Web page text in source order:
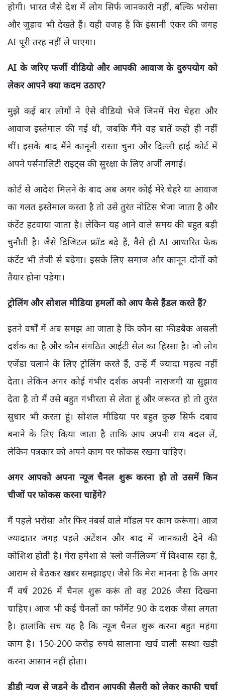
होगी। भारत जैसे देश में लोग सिर्फ जानकारी नहीं, बल्कि भरोसा
और जुड़ाव भी देखते हैं। यही वजह है कि इंसानी एंकर की जगह
AI पूरी तरह नहीं ले पाएगा।
AI के जरिए फर्जी वीडियो और आपकी आवाज के दुरुपयोग को
लेकर आपने क्या कदम उठाए?
मुझे कई बार लोगों ने ऐसे वीडियो भेजे जिनमें मेरा चेहरा और
आवाज इस्तेमाल की गई थी, जबकि मैंने वह बातें कही ही नहीं
थीं। इसके बाद मैंने कानूनी रास्ता चुना और दिल्ली हाई कोर्ट में
अपने पर्सनालिटी राइट्स की सुरक्षा के लिए अर्जी लगाई।
कोर्ट से आदेश मिलने के बाद अब अगर कोई मेरे चेहरे या आवाज
का गलत इस्तेमाल करता है तो उसे तुरंत नोटिस भेजा जाता है और
कंटेंट हटवाया जाता है। लेकिन यह आने वाले समय की बहुत बड़ी
चुनौती है। जैसे डिजिटल फ्रॉड बढ़े हैं, वैसे ही AI आधारित फेक
कंटेंट भी तेजी से बढ़ेगा। इसके लिए समाज और कानून दोनों को
तैयार होना पड़ेगा।
ट्रोलिंग और सोशल मीडिया हमलों को आप कैसे हैंडल करते हैं?
इतने वर्षों में अब समझ आ जाता है कि कौन सा फीडबैक असली
दर्शक का है और कौन संगठित आईटी सेल का हिस्सा है। जो लोग
एजेंडा चलाने के लिए ट्रोलिंग करते हैं, उन्हें मैं ज्यादा महत्व नहीं
देता।लेकिन अगर कोई गंभीर दर्शक अपनी नाराजगी या सुझाव
देता है तो मैं उसे बहुत गंभीरता से लेता हूं और जरूरत हो तो तुरंत
सुधार भी करता हूं। सोशल मीडिया पर बहुत कुछ सिर्फ दबाव
बनाने के लिए किया जाता है ताकि आप अपनी राय बदल लें,
लेकिन पत्रकार को अपने काम पर फोकस रखना चाहिए।
अगर आपको अपना न्यूज चैनल शुरू करना हो तो उसमें किन
चीजों पर फोकस करना चाहेंगे?
मैं पहले भरोसा और फिर नंबर्स वाले मॉडल पर काम करूंगा। आज
ज्यादातर जगह पहले अटेंशन और बाद में जानकारी देने की
कोशिश होती है। मेरा हमेशा से ‘स्लो जर्नलिज्म’ में विश्वास रहा है,
आराम से बैठकर खबर समझाइए। जैसे कि मेरा मानना है कि अगर
मैं वर्ष 2026 में चैनल शुरू करूं तो वह 2026 जैसा दिखना
चाहिए। आज भी कई चैनलों का फॉर्मेट 90 के दशक जैसा लगता
है। हालांकि सच यह है कि न्यूज चैनल शुरू करना बहुत महंगा
काम है। 150-200करोड़ रुपये सालाना खर्च वाली संस्था खड़ी
करना आसान नहीं होता।
डीडी न्यूज से जुड़ने के दौरान आपकी सैलरी को लेकर काफी चर्चा